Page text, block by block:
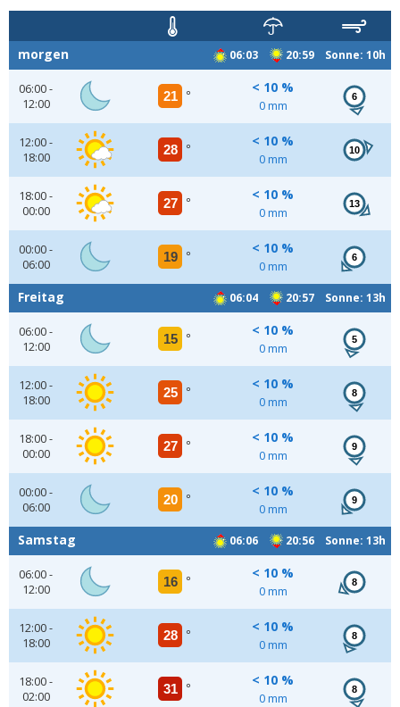
06:03 20:59 Sonne: 10h
morgen
06:00 -
12:00
21 °
< 10 %
0 mm
6
12:00 -
18:00
28 °
< 10 %
0 mm
10
18:00 -
00:00
27 °
< 10 %
0 mm
13
00:00 -
06:00
19 °
< 10 %
0 mm
6
06:04 20:57 Sonne: 13h
Freitag
06:00 -
12:00
15 °
< 10 %
0 mm
5
12:00 -
18:00
25 °
< 10 %
0 mm
8
18:00 -
00:00
27 °
< 10 %
0 mm
9
00:00 -
06:00
20 °
< 10 %
0 mm
9
06:06 20:56 Sonne: 13h
Samstag
06:00 -
12:00
16 °
< 10 %
0 mm
8
12:00 -
18:00
28 °
< 10 %
0 mm
8
18:00 -
02:00
31 °
< 10 %
0 mm
8